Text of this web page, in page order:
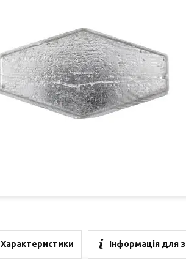
Характеристики Інформація для